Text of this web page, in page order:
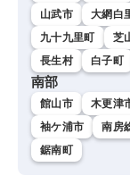
山武市
大網白
九十九里町
芝
長生村
白子町
南部
館山市 木更津
袖ケ浦市
南房
鋸南町